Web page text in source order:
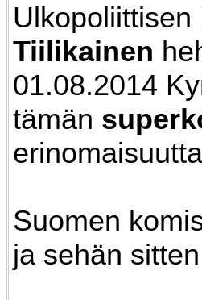
Tiilikainen
01.08.2014
tämän
erinomaisuutta
Suomen
ja sehän